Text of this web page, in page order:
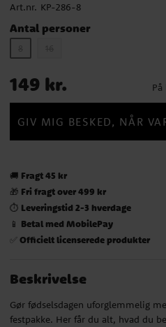
Art.nr. KP-286-8
Antal personer
Pris :149 kr.
149 kr. På
GIV MIG BESKED, NÅR
🚚 Fragt 45 kr
🎁 Fri fragt over 499 kr
⏱️ Leveringstid 2-3 hverdage
📱 Betal med MobilePay
✅ Officielt licenserede produkter
Beskrivelse
Gør fødselsdagen uforglemmelig
festpakke. Her får du alt, hvad du